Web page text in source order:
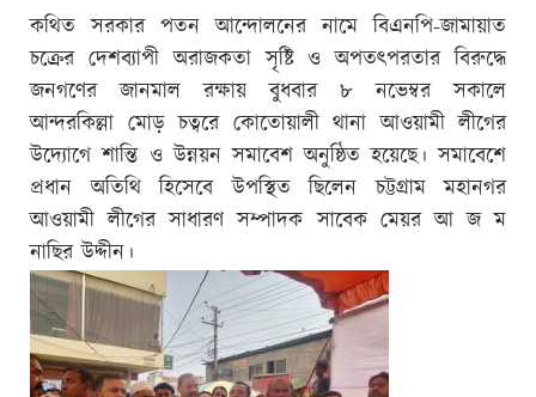
কথিত সরকার পতন আন্দোলনের নামে বিএনপি-জামায়াত
চক্রের দেশব্যাপী অরাজকতা সৃষ্টি ও অপতৎপরতার বিরুদ্ধে
জনগণের জানমাল রক্ষায় বুধবার ৮ নভেম্বর সকালে
আন্দরকিল্লা মোড় চত্বরে কোতোয়ালী থানা আওয়ামী লীগের
উদ্যোগে শান্তি ও উন্নয়ন সমাবেশ অনুষ্ঠিত হয়েছে। সমাবেশে
প্রধান অতিথি হিসেবে উপস্থিত ছিলেন চট্টগ্রাম মহানগর
আওয়ামী লীগের সাধারণ সম্পাদক সাবেক মেয়র আ জ ম
নাছির উদ্দীন।